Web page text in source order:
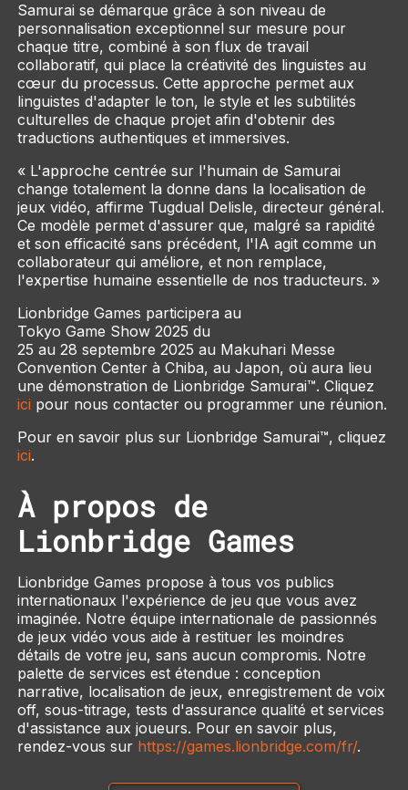
Samurai se démarque grâce à son niveau de
personnalisation exceptionnel sur mesure pour
chaque titre, combiné à son flux de travail
collaboratif, qui place la créativité des linguistes au
cœur du processus. Cette approche permet aux
linguistes d'adapter le ton, le style et les subtilités
culturelles de chaque projet afin d'obtenir des
traductions authentiques et immersives.
« L'approche centrée sur l'humain de Samurai
change totalement la donne dans la localisation de
jeux vidéo, affirme Tugdual Delisle, directeur général.
Ce modèle permet d'assurer que, malgré sa rapidité
et son efficacité sans précédent, l'IA agit comme un
collaborateur qui améliore, et non remplace,
l'expertise humaine essentielle de nos traducteurs. »
Lionbridge Games participera au
Tokyo Game Show 2025 du
25 au 28 septembre 2025 au Makuhari Messe
Convention Center à Chiba, au Japon, où aura lieu
une démonstration de Lionbridge Samurai™. Cliquez
ici pour nous contacter ou programmer une réunion.
Pour en savoir plus sur Lionbridge Samurai™, cliquez
ici.
À propos de
Lionbridge Games
Lionbridge Games propose à tous vos publics
internationaux l'expérience de jeu que vous avez
imaginée. Notre équipe internationale de passionnés
de jeux vidéo vous aide à restituer les moindres
détails de votre jeu, sans aucun compromis. Notre
palette de services est étendue : conception
narrative, localisation de jeux, enregistrement de voix
off, sous-titrage, tests d'assurance qualité et services
d'assistance aux joueurs. Pour en savoir plus,
rendez-vous sur https://games.lionbridge.com/fr/.